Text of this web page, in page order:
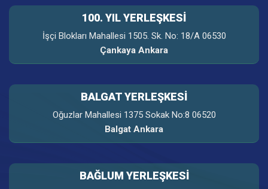
100. YIL YERLEŞKESI
İşçi Blokları Mahallesi 1505. Sk. No: 18/A 06530
Çankaya Ankara
BALGAT YERLEŞKESİ
Oğuzlar Mahallesi 1375 Sokak No:8 06520
Balgat Ankara
BAĞLUM YERLEŞKESİ